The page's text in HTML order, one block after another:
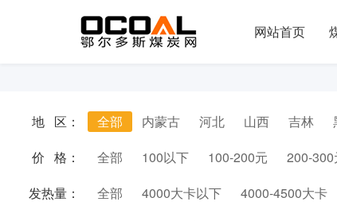
网站首页
地 区： 全部 内蒙古 河北 山西 吉林
价 格：
全部 100以下 100-200元 200-300
发热量：
全部 4000大卡以下 4000-4500大卡